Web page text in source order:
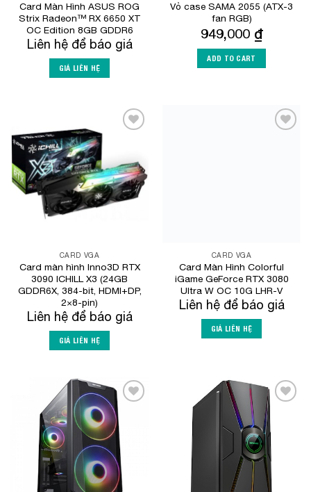
Card Màn Hình ASUS ROG
Strix Radeon™ RX 6650 XT
OC Edition 8GB GDDR6
Liên hệ để báo giá
GIÁ LIÊN HỆ
Vỏ case SAMA 2055 (ATX-3
fan RGB)
949,000 ₫
ADD TO CART
CARD VGA
Card màn hình Inno3D RTX
3090 ICHILL X3 (24GB
GDDR6X, 384-bit, HDMI+DP,
2×8-pin)
Liên hệ để báo giá
GIÁ LIÊN HỆ
CARD VGA
Card Màn Hình Colorful
iGame GeForce RTX 3080
Ultra W OC 10G LHR-V
Liên hệ để báo giá
GIÁ LIÊN HỆ
Add to
Wishlist
Add to
Wishlist